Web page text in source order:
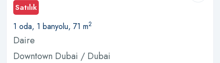
Satılık
1 oda, 1 banyolu, 71 m2
Daire
Downtown Dubai / Dubai